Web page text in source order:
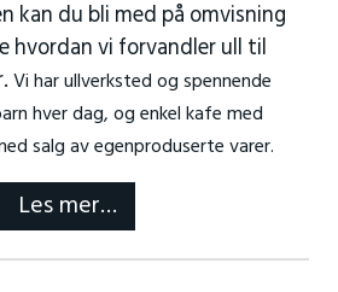
kan du bli med på omvisning
hvordan vi forvandler ull til
Vi har ullverksted og spennende
hver dag, og enkel kafe med
salg av egenproduserte varer.
Les mer…